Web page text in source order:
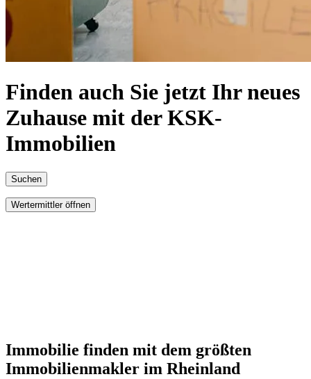
Finden auch Sie jetzt Ihr neues
Zuhause mit der KSK-
Immobilien
Suchen
Wertermittler öffnen
Immobilie finden mit dem größten
Immobilienmakler im Rheinland